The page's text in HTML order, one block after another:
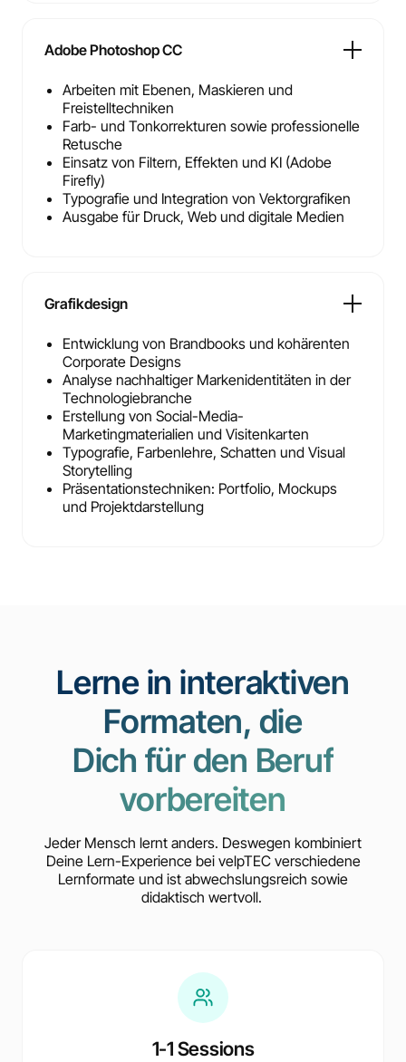
Adobe Photoshop CC
Arbeiten mit Ebenen, Maskieren und
Freistelltechniken
Farb- und Tonkorrekturen sowie professionelle
Retusche
Einsatz von Filtern, Effekten und KI (Adobe
Firefly)
Typografie und Integration von Vektorgrafiken
Ausgabe für Druck, Web und digitale Medien
Grafikdesign
Entwicklung von Brandbooks und kohärenten
Corporate Designs
Analyse nachhaltiger Markenidentitäten in der
Technologiebranche
Erstellung von Social-Media-
Marketingmaterialien und Visitenkarten
Typografie, Farbenlehre, Schatten und Visual
Storytelling
Präsentationstechniken: Portfolio, Mockups
und Projektdarstellung
Lerne in interaktiven
Formaten, die
Dich für den Beruf
vorbereiten
Jeder Mensch lernt anders. Deswegen kombiniert
Deine Lern-Experience bei velpTEC verschiedene
Lernformate und ist abwechslungsreich sowie
didaktisch wertvoll.
1-1 Sessions